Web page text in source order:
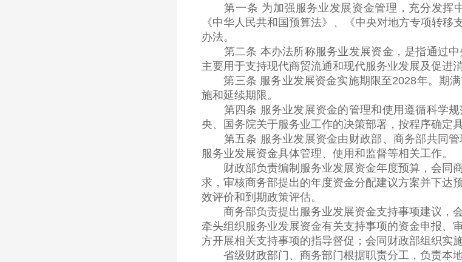
第一条 为加强服务业发展资金管理，充分发挥
《中华人民共和国预算法》、《中央对地方专项转
办法。
第二条 本办法所称服务业发展资金，是指通过中
主要用于支持现代商贸流通和现代服务业发展及促进
第三条 服务业发展资金实施期限至2028年。期满
施和延续期限。
第四条 服务业发展资金的管理和使用遵循科学规
央、国务院关于服务业工作的决策部署，按程序确定
第五条 服务业发展资金由财政部、商务部共同管
服务业发展资金具体管理、使用和监督等相关工作。
财政部负责编制服务业发展资金年度预算，会同
求，审核商务部提出的年度资金分配建议方案并下达
效评价和到期政策评估。
商务部负责提出服务业发展资金支持事项建议，会
牵头组织服务业发展资金有关支持事项的资金申报、
方开展相关支持事项的指导督促；会同财政部组织实
省级财政部门、商务部门根据职责分工，负责本